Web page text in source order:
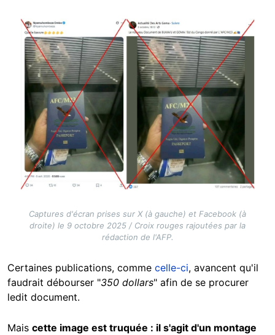
Image
Captures d'écran prises sur X (à gauche) et Facebook (à
droite) le 9 octobre 2025 / Croix rouges rajoutées par la
rédaction de l'AFP.
Certaines publications, comme celle-ci, avancent qu'il
faudrait débourser "350 dollars" afin de se procurer
ledit document.
Mais cette image est truquée : il s'agit d'un montage